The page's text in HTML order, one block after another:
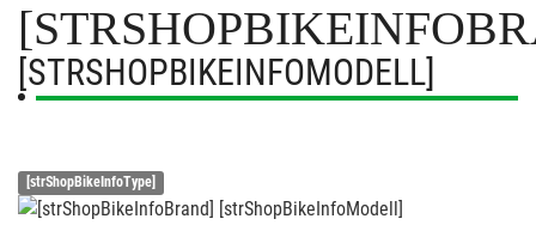
[STRSHOPBIKEINFOMODELL]
[strShopBikeInfoType]